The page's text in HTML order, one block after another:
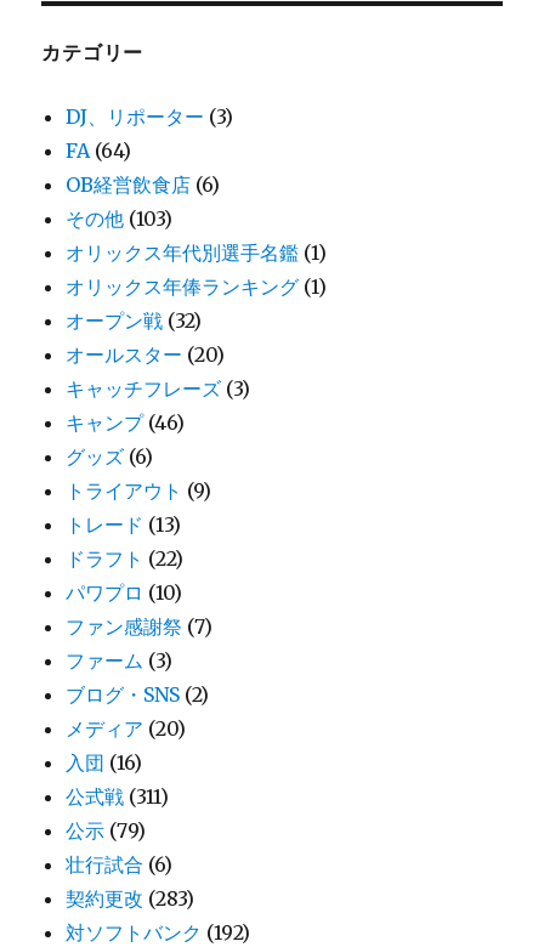
カテゴリー
DJ、リポーター (3)
FA(64)
OB経営飲食店 (6)
その他 (103)
オリックス年代別選手名鑑 (1)
オリックス年俸ランキング (1)
オープン戦 (32)
オールスター (20)
キャッチフレーズ (3)
キャンプ(46)
グッズ (6)
トライアウト (9)
トレード (13)
ドラフト (22)
パワプロ (10)
ファン感謝祭 (7)
ファーム (3)
ブログ・SNS (2)
メディア (20)
入団 (16)
公式戦 (311)
公示 (79)
壮行試合 (6)
契約更改 (283)
対ソフトバンク (192)